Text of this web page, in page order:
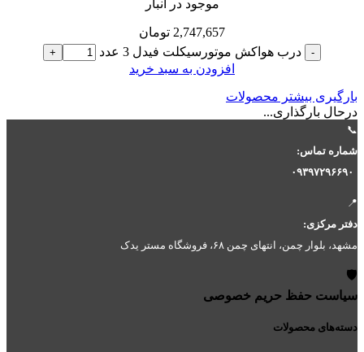
موجود در انبار
2,747,657 تومان
- درب هواکش موتورسیکلت فیدل 3 عدد +
افزودن به سبد خرید
بارگیری بیشتر محصولات
درحال بارگذاری...
📞
شماره تماس:
۰۹۳۹۷۲۹۶۶۹۰
📍
دفتر مرکزی:
مشهد، بلوار چمن، انتهای چمن ۶۸، فروشگاه مستر یدک
🛡️
سیاست حفظ حریم خصوصی
دسته‌های محصولات